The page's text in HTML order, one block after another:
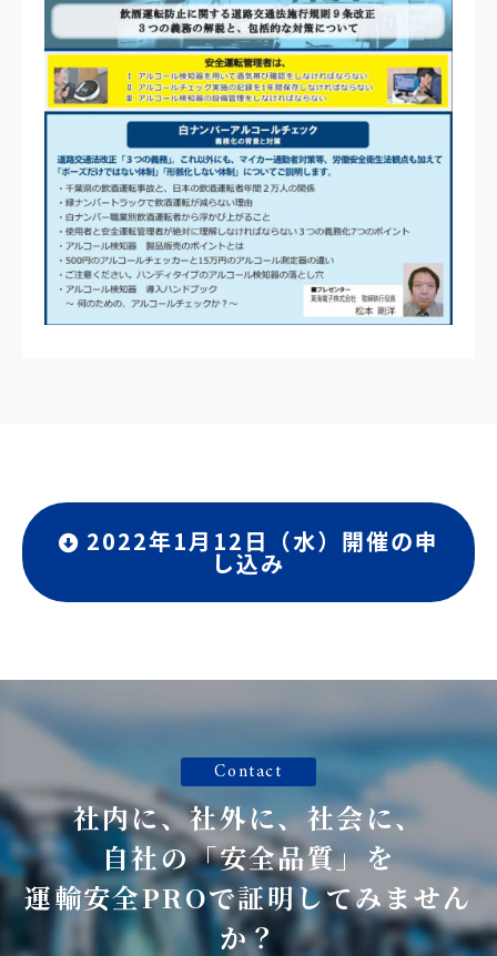
2022年1月12日（水）開催の申
し込み
Contact
社内に、社外に、社会に、
自社の「安全品質」を
運輸安全PROで証明してみません
か？